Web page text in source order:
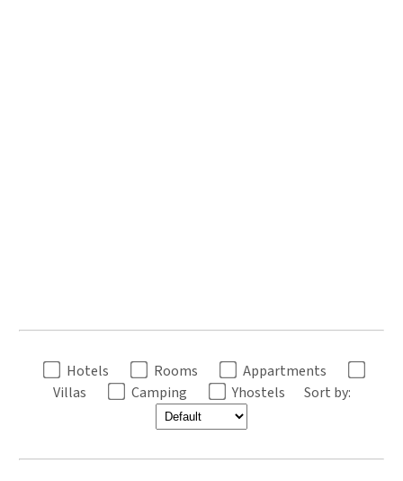
Hotels Rooms
Appartments
Villas
Camping Yhostels Sort by: